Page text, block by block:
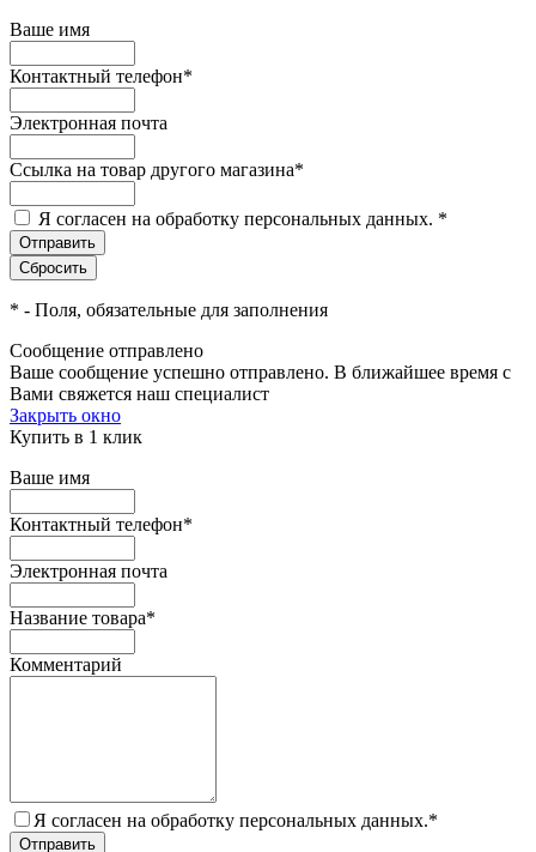
Ваше имя
Контактный телефон*
Электронная почта
Ссылка на товар другого магазина*
Я согласен на обработку персональных данных. *
* - Поля, обязательные для заполнения
Сообщение отправлено
Ваше сообщение успешно отправлено. В ближайшее время с
Вами свяжется наш специалист
Закрыть окно
Купить в 1 клик
Ваше имя
Контактный телефон*
Электронная почта
Название товара*
Комментарий
Я согласен на обработку персональных данных.*